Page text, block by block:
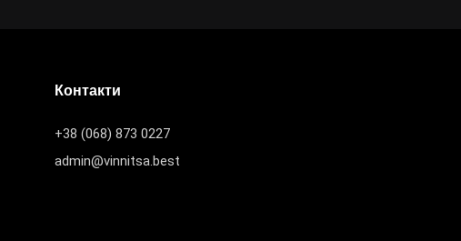
Контакти
+38 (068) 873 0227
admin@vinnitsa.best